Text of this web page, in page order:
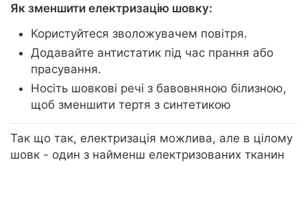
Як зменшити електризацію шовку:
Користуйтеся зволожувачем повітря.
Додавайте антистатик під час прання або
прасування.
Носіть шовкові речі з бавовняною білизною,
щоб зменшити тертя з синтетикою
Так що так, електризація можлива, але в цілому
шовк - один з найменш електризованих тканин